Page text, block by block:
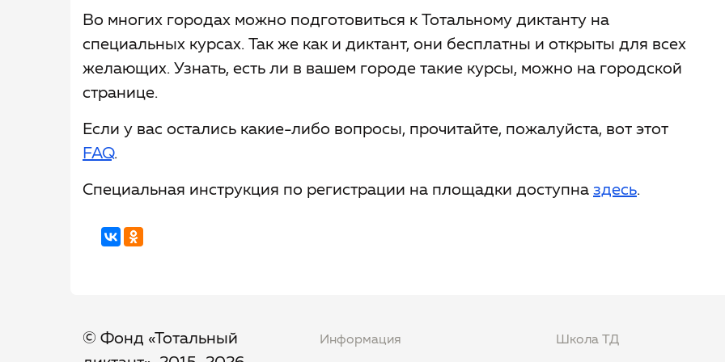
Во многих городах можно подготовиться к Тотальному диктанту на
специальных курсах. Так же как и диктант, они бесплатны и открыты для всех
желающих. Узнать, есть ли в вашем городе такие курсы, можно на городской
странице.
Если у вас остались какие-либо вопросы, прочитайте, пожалуйста, вот этот
FAQ.
Специальная инструкция по регистрации на площадки доступна здесь.
© Фонд «Тотальный
Информация Школа ТД